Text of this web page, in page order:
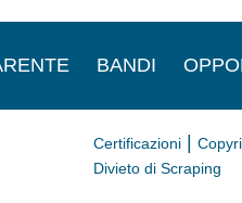
BANDI
Certificazioni
Divieto di Scraping